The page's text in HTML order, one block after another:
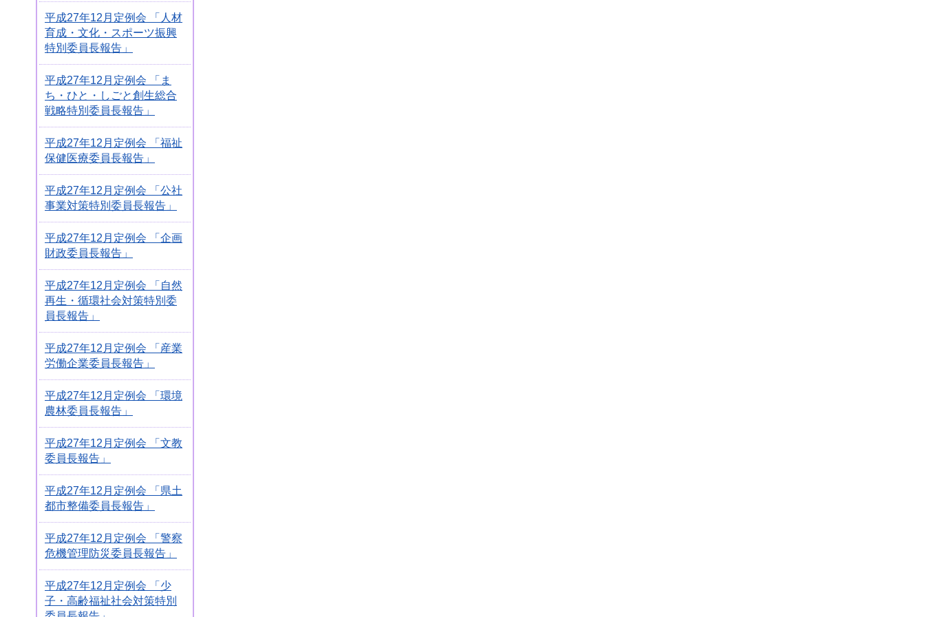
平成27年12月定例会 「人材
育成・文化・スポーツ振興
特別委員長報告」
平成27年12月定例会 「ま
ち・ひと・しごと創生総合
戦略特別委員長報告」
平成27年12月定例会 「福祉
保健医療委員長報告」
平成27年12月定例会 「公社
事業対策特別委員長報告」
平成27年12月定例会 「企画
財政委員長報告」
平成27年12月定例会 「自然
再生・循環社会対策特別委
員長報告」
平成27年12月定例会 「産業
労働企業委員長報告」
平成27年12月定例会 「環境
農林委員長報告」
平成27年12月定例会 「文教
委員長報告」
平成27年12月定例会 「県土
都市整備委員長報告」
平成27年12月定例会 「警察
危機管理防災委員長報告」
平成27年12月定例会 「少
子・高齢福祉社会対策特別